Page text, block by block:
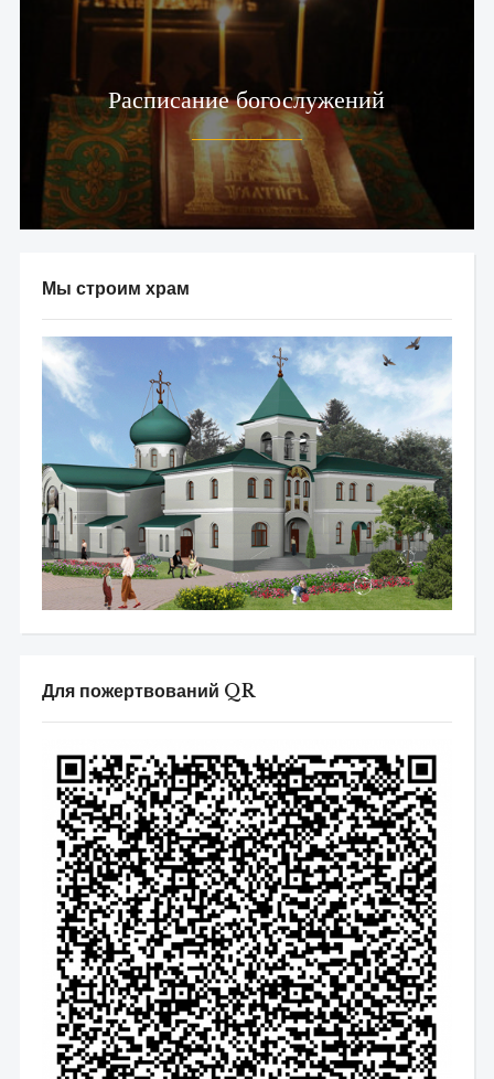
Расписание богослужений
Мы строим храм
Для пожертвований QR